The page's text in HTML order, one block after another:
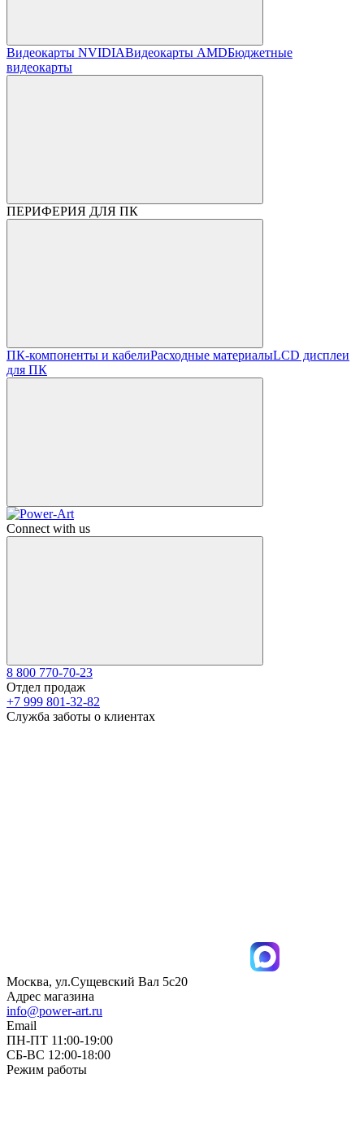
Видеокарты NVIDIAВидеокарты AMDБюджетные
видеокарты
ПЕРИФЕРИЯ ДЛЯ ПК
ПК-компоненты и кабелиРасходные материалыLCD дисплеи
для ПК
Connect with us
8 800 770-70-23
Отдел продаж
+7 999 801-32-82
Служба заботы о клиентах
Москва, ул.Сущевский Вал 5с20
Адрес магазина
info@power-art.ru
Email
ПН-ПТ 11:00-19:00
СБ-ВС 12:00-18:00
Режим работы